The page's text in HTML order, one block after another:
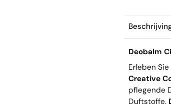
Deobalm
Erleben
Creative
pflegende
Duftstoffe.